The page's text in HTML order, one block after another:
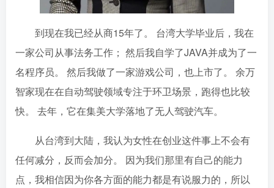
到现在我已经从商15年了。 台湾大学毕业后，我在
一家公司从事法务工作； 然后我自学了JAVA并成为了一
名程序员。 然后我做了一家游戏公司，也上市了。 余万
智家现在在自动驾驶领域专注于环卫场景，跑得也比较
快。 去年，它在集美大学落地了无人驾驶汽车。
从台湾到大陆，我认为女性在创业这件事上不会有
任何减分，反而会加分。 因为我们那里有自己的能力
点，我相信因为你各方面的能力都是有说服力的，所以